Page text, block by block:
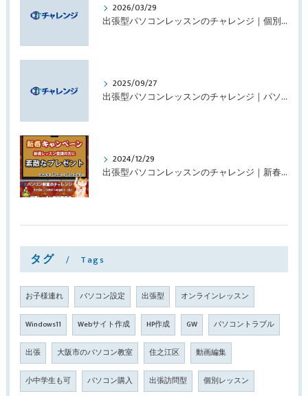
2026/03/29
出張型パソコンレッスンのチャレンジ｜個別レッスンを行いました
2025/09/27
出張型パソコンレッスンのチャレンジ｜パソコンをアップグレードしました
2024/12/29
出張型パソコンレッスンのチャレンジ｜新春キャンペーンのお知らせ
タグ Tags
お子様連れ パソコン設定 出張型 オンラインレッスン
Windows11 Webサイト作成 HP作成 GW パソコントラブル
出張 大阪市のパソコン教室 住之江区 動画編集
小中学生も可 パソコン購入 出張訪問型 個別レッスン